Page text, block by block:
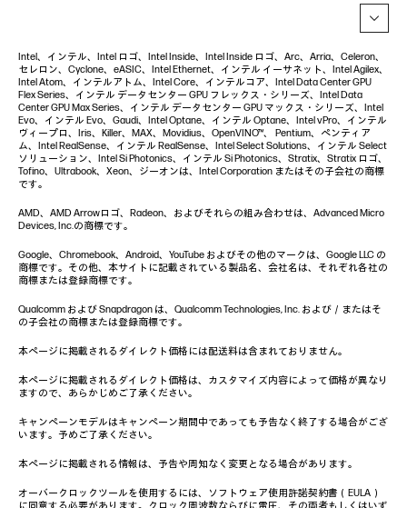
Intel、インテル、Intel ロゴ、Intel Inside、Intel Inside ロゴ、Arc、Arria、Celeron、
セレロン、Cyclone、eASIC、Intel Ethernet、インテル イーサネット、Intel Agilex、
Intel Atom、インテルアトム、Intel Core、インテルコア、Intel Data Center GPU
Flex Series、インテル データセンター GPU フレックス・シリーズ、Intel Data
Center GPU Max Series、インテル データセンター GPU マックス・シリーズ、Intel
Evo、インテル Evo、Gaudi、Intel Optane、インテル Optane、Intel vPro、インテル
ヴィープロ、Iris、Killer、MAX、Movidius、OpenVINO™、 Pentium、ペンティア
ム、Intel RealSense、インテル RealSense、Intel Select Solutions、インテル Select
ソリューション、Intel Si Photonics、インテル Si Photonics、Stratix、Stratix ロゴ、
Tofino、Ultrabook、Xeon、ジーオンは、Intel Corporation またはその子会社の商標
です。
AMD、AMD Arrowロゴ、Radeon、およびそれらの組み合わせは、Advanced Micro
Devices, Inc.の商標です。
Google、Chromebook、Android、YouTube およびその他のマークは、Google LLC の
商標です。その他、本サイトに記載されている製品名、会社名は、それぞれ各社の
商標または登録商標です。
Qualcomm および Snapdragon は、Qualcomm Technologies, Inc. および／またはそ
の子会社の商標または登録商標です。
本ページに掲載されるダイレクト価格には配送料は含まれておりません。
本ページに掲載されるダイレクト価格は、カスタマイズ内容によって価格が異なり
ますので、あらかじめご了承ください。
キャンペーンモデルはキャンペーン期間中であっても予告なく終了する場合がござ
います。予めご了承ください。
本ページに掲載される情報は、予告や周知なく変更となる場合があります。
オーバークロックツールを使用するには、ソフトウェア使用許諾契約書（EULA）